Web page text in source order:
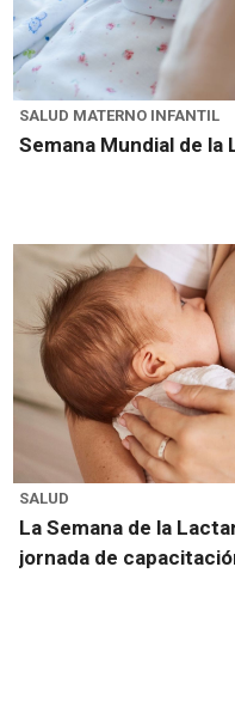
SALUD MATERNO INFANTIL
Semana Mundial de
SALUD
La Semana de la
jornada de